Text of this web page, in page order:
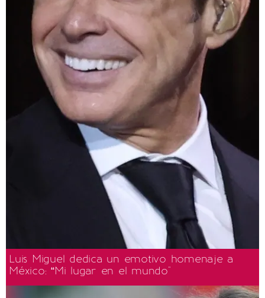
Luis Miguel dedica un emotivo homenaje a
México: “Mi lugar en el mundo"